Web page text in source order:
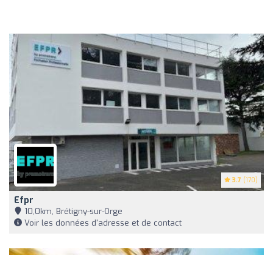
3.7 (170)
Efpr
10,0km, Brétigny-sur-Orge
Voir les données d'adresse et de contact